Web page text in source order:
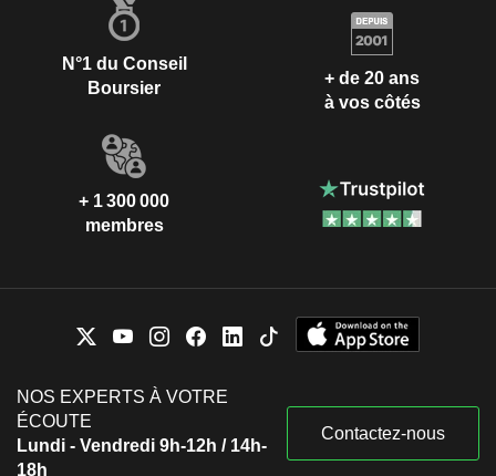
N°1 du Conseil
Boursier
+ de 20 ans
à vos côtés
+ 1 300 000
membres
NOS EXPERTS À VOTRE
ÉCOUTE
Lundi - Vendredi 9h-12h / 14h-
18h
Contactez-nous